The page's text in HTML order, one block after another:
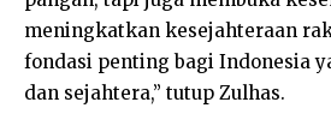
meningkatkan kesejahteraan
fondasi penting bagi Indonesia
dan sejahtera,” tutup Zulhas.